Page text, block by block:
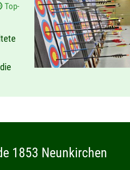
Top-
1853 Neunkirchen